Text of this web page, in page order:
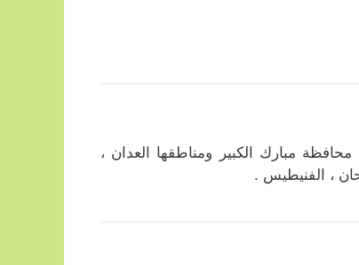
مبارك الكبير ومناطقها العدان ،
، الفنيطيس .